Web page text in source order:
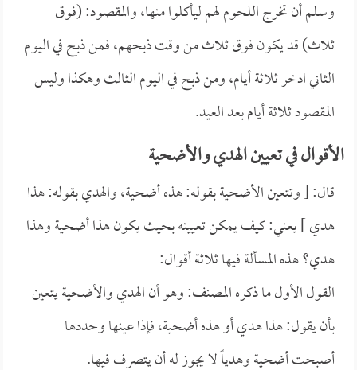
وسلم أن تخرج اللحوم لهم ليأكلوا منها، والمقصود: (فوق
ثلاث) قد يكون فوق ثلاث من وقت ذبحهم، فمن ذبح في اليوم
الثاني ادخر ثلاثة أيام، ومن ذبح في اليوم الثالث وهكذا وليس
المقصود ثلاثة أيام بعد العيد.
الأقوال في تعيين الهدي والأضحية
قال: [ وتتعين الأضحية بقوله: هذه أضحية، والهدي بقوله: هذا
هدي ] يعني: كيف يمكن تعيينه بحيث يكون هذا أضحية وهذا
هدي؟ هذه المسألة فيها ثلاثة أقوال:
القول الأول ما ذكره المصنف: وهو أن الهدي والأضحية يتعين
بأن يقول: هذا هدي أو هذه أضحية، فإذا عينها وحددها
أصبحت أضحية وهدياً لا يجوز له أن يتصرف فيها.